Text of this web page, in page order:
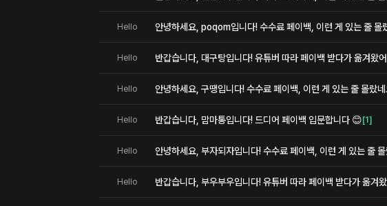
Hello 안녕하세요, poqom입니다! 수수료 페이백, 이런 게 있는 줄 몰
Hello 반갑습니다, 대구탕입니다! 유튜버 따라 페이백 받다가 옮겨왔
Hello 안녕하세요, 구땡입니다! 수수료 페이백, 이런 게 있는 줄 몰랐
Hello 반갑습니다, 맘마통입니다! 드디어 페이백 입문합니다 😊 [1 ]
Hello 안녕하세요, 부자되자입니다! 수수료 페이백, 이런 게 있는 줄
Hello 반갑습니다, 부우부우입니다! 유튜버 따라 페이백 받다가 옮겨